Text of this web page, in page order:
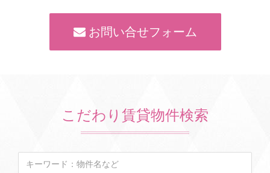
お問い合せフォーム
こだわり賃貸物件検索